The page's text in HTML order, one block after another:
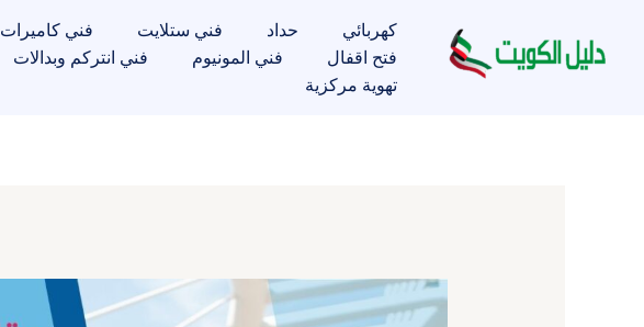
المحتوى
كهربائي حداد فني ستلايت فني كاميرات
فتح اقفال
فني المونيوم فني انتركم وبدالات
تهوية مركزية